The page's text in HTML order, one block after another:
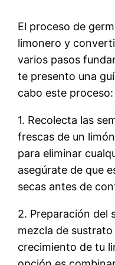
El proceso de
limonero y
varios pasos
te presento una
cabo este proceso:
1. Recolecta las
frescas de un
para eliminar
asegúrate de que
secas antes de
2. Preparación del
mezcla de
crecimiento de tu